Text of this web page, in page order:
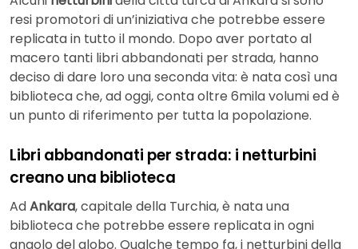
resi promotori di un’iniziativa che potrebbe essere
replicata in tutto il mondo. Dopo aver portato al
macero tanti libri abbandonati per strada, hanno
deciso di dare loro una seconda vita: è nata così una
biblioteca che, ad oggi, conta oltre 6mila volumi ed è
un punto di riferimento per tutta la popolazione.
Libri abbandonati per strada: i netturbini
creano una biblioteca
AdAnkara, capitale della Turchia, è nata una
biblioteca che potrebbe essere replicata in ogni
angolo del globo. Qualche tempo fa, i netturbini della